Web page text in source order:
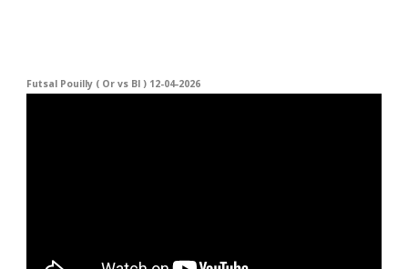
Futsal Pouilly ( Or vs Bl ) 12-04-2026